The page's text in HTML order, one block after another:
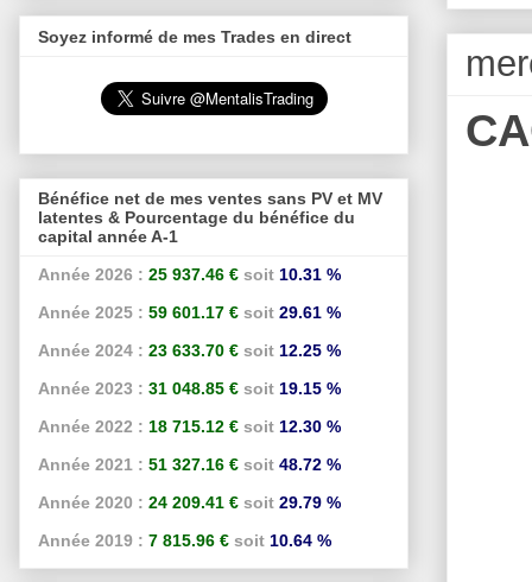
Soyez informé de mes Trades en direct
Bénéfice net de mes ventes sans PV et MV
latentes & Pourcentage du bénéfice du
capital année A-1
Année 2026 : 25 937.46 € soit 10.31 %
Année 2025 : 59 601.17 € soit 29.61 %
Année 2024 : 23 633.70 € soit 12.25 %
Année 2023 : 31 048.85 € soit 19.15 %
Année 2022 : 18 715.12 € soit 12.30 %
Année 2021 : 51 327.16 € soit 48.72 %
Année 2020 : 24 209.41 € soit 29.79 %
Année 2019 : 7 815.96 € soit 10.64 %